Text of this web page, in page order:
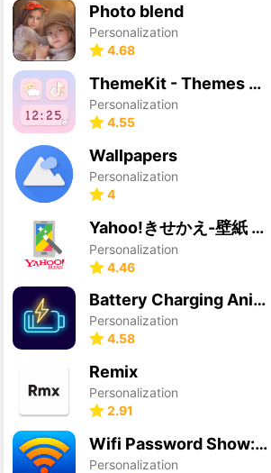
Photo blend
Personalization
4.68
ThemeKit - Themes & Widgets
Personalization
4.55
Wallpapers
Personalization
4
Yahoo!きせかえ-壁紙 ホーム アイコン着せ替え
Personalization
4.46
Battery Charging Animation
Personalization
4.58
Remix
Personalization
2.91
Wifi Password Show: Master Key
Personalization